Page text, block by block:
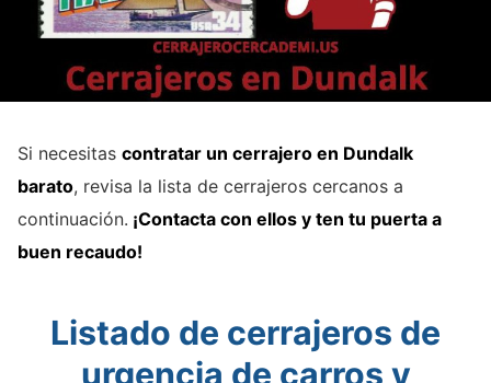
Si necesitas contratar un cerrajero en Dundalk
barato, revisa la lista de cerrajeros cercanos a
continuación. ¡Contacta con ellos y ten tu puerta a
buen recaudo!
Listado de cerrajeros de
urgencia de carros y